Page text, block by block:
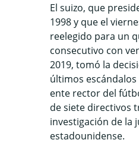
El suizo, que
1998 y que el
reelegido para un
consecutivo con
2019, tomó la
últimos
ente rector del
de siete directivos
investigación de la
estadounidense.